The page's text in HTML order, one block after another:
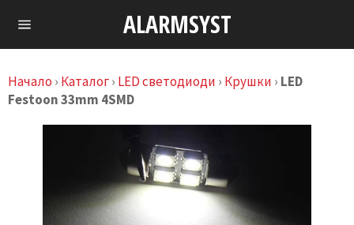
ALARMSYST
Начало › Каталог› LED светодиоди › Крушки › LED
Festoon 33mm 4SMD